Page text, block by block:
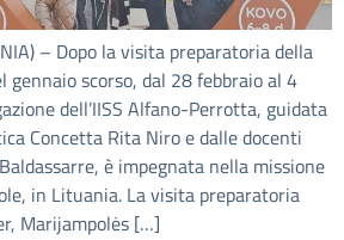
– Dopo la visita preparatoria della
gennaio scorso, dal 28 febbraio al 4
dell’IISS Alfano-Perrotta, guidata
Concetta Rita Niro e dalle docenti
è impegnata nella missione
in Lituania. La visita preparatoria
Marijampolės […]